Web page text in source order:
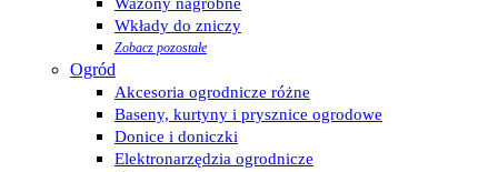
Wkłady do zniczy
Zobacz pozostałe
Ogród
Akcesoria ogrodnicze różne
Baseny, kurtyny i prysznice ogrodowe
Donice i doniczki
Elektronarzędzia ogrodnicze